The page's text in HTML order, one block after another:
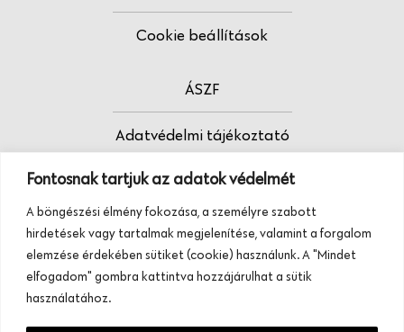
Fontosnak tartjuk az adatok védelmét
A böngészési élmény fokozása, a személyre szabott
hirdetések vagy tartalmak megjelenítése, valamint a forgalom
elemzése érdekében sütiket (cookie) használunk. A "Mindet
elfogadom" gombra kattintva hozzájárulhat a sütik
használatához.
Cookie beállítások
ÁSZF
Adatvédelmi tájékoztató
Fodrász vagy?
Tudj meg többet termékeinkről, szolgáltatásainkról.
Hívj minket, vagy üzenj nekünk ezen a
telefonszámon:
+36 20 945 84 74